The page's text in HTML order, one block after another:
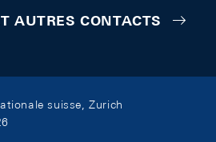
AUTRES CONTACTS
suisse, Zurich